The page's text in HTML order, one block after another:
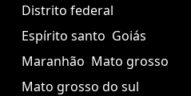
Distrito federal
Espírito santo Goiás
Maranhão Mato grosso
Mato grosso do sul